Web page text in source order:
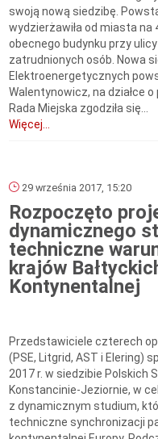
swoją nową siedzibę.
wydzierżawiła od miasta
obecnego budynku przy
zatrudnionych osób. Nowa
Elektroenergetycznych
Walentynowicz, na działce
Rada Miejska zgodziła się...
Więcej...
29 września 2017, 15:20
Rozpoczęto
dynamicznego
techniczne
krajów
Kontynentalnej
Przedstawiciele czterech
(PSE, Litgrid, AST i Elering)
2017 r. w siedzibie Polskich
Konstancinie-Jeziornie, w
z dynamicznym studium,
techniczne synchronizacji